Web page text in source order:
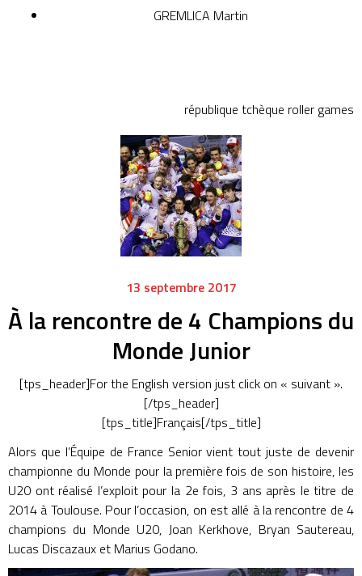
GREMLICA Martin
république tchèque roller games
13 septembre 2017
À la rencontre de 4 Champions du
Monde Junior
[tps_header]For the English version just click on « suivant ».
[/tps_header]
[tps_title]Français[/tps_title]
Alors que l’Équipe de France Senior vient tout juste de devenir
championne du Monde pour la première fois de son histoire, les
U20 ont réalisé l’exploit pour la 2e fois, 3 ans après le titre de
2014 à Toulouse. Pour l’occasion, on est allé à la rencontre de 4
champions du Monde U20, Joan Kerkhove, Bryan Sautereau,
Lucas Discazaux et Marius Godano.